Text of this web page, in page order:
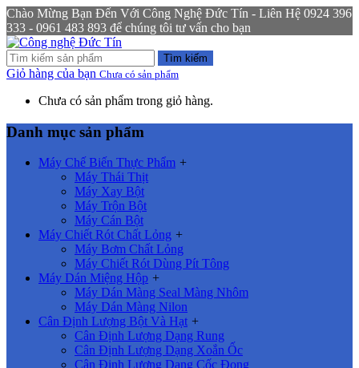
Chào Mừng Bạn Đến Với Công Nghệ Đức Tín - Liên Hệ 0924 396
333 - 0961 483 893 để chúng tôi tư vấn cho bạn
Tìm kiếm
Giỏ hàng của bạn Chưa có sản phẩm
Chưa có sản phẩm trong giỏ hàng.
Danh mục sản phẩm
Máy Chế Biến Thực Phẩm +
Máy Thái Thịt
Máy Xay Bột
Máy Trộn Bột
Máy Cán Bột
Máy Chiết Rót Chất Lỏng +
Máy Bơm Chất Lỏng
Máy Chiết Rót Dùng Pít Tông
Máy Dán Miệng Hộp +
Máy Dán Màng Seal Màng Nhôm
Máy Dán Màng Nilon
Cân Định Lượng Bột Và Hạt +
Cân Định Lượng Dạng Rung
Cân Định Lượng Dạng Xoắn Ốc
Cân Định Lượng Dạng Cốc Đong